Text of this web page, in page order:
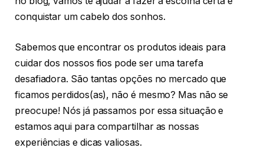
conquistar um cabelo dos sonhos.
Sabemos que encontrar os produtos ideais para
cuidar dos nossos fios pode ser uma tarefa
desafiadora. São tantas opções no mercado que
ficamos perdidos(as), não é mesmo? Mas não se
preocupe! Nós já passamos por essa situação e
estamos aqui para compartilhar as nossas
experiências e dicas valiosas.